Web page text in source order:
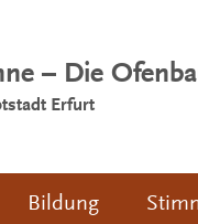
– Die
Erfurt
Bildung